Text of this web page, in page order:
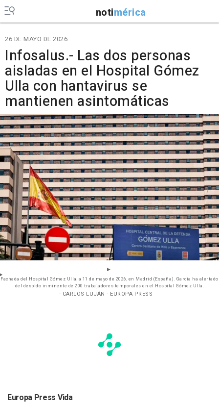
notimérica
26 DE MAYO DE 2026
Infosalus.- Las dos personas
aisladas en el Hospital Gómez
Ulla con hantavirus se
mantienen asintomáticas
Fachada del Hospital Gómez Ulla, a 11 de mayo de 2026, en Madrid (España). García ha alertado
del despido inminente de 200 trabajadores temporales en el Hospital Gómez Ulla.
- CARLOS LUJÁN - EUROPA PRESS
Europa Press Vida